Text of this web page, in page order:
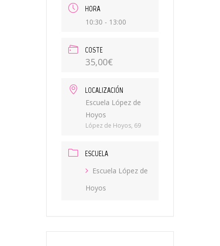
HORA
10:30 - 13:00
COSTE
35,00€
LOCALIZACIÓN
Escuela López de
Hoyos
López de Hoyos, 69
ESCUELA
Escuela López de
Hoyos